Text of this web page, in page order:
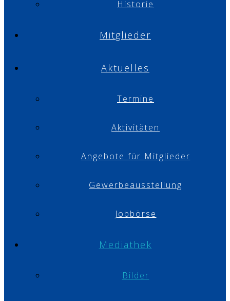
Historie
Mitglieder
Aktuelles
Termine
Aktivitäten
Angebote für Mitglieder
Gewerbeausstellung
Jobbörse
Mediathek
Bilder